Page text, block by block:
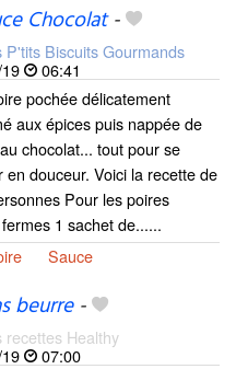
Chocolat-
P'tits Biscuits Gourmands
06:41
pochée délicatement
aux épices puis nappée de
chocolat... tout pour se
en douceur. Voici la recette de
Pour les poires
1 sachet de......
Sauce
beurre-
recettes Healthy
07:00